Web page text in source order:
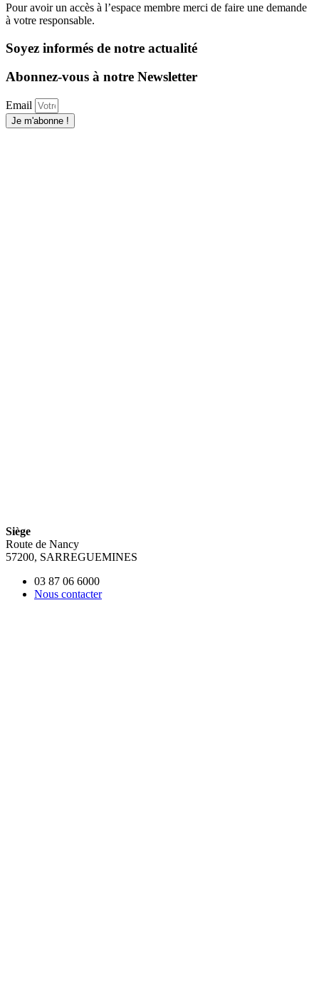
Pour avoir un accès à l’espace membre merci de faire une demande
à votre responsable.
Soyez informés de notre actualité
Abonnez-vous à notre Newsletter
Email
Je m'abonne !
Siège
Route de Nancy
57200, SARREGUEMINES
03 87 06 6000
Nous contacter